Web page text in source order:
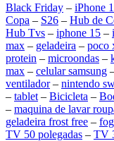
Black Friday – iPhone
Copa – S26 – Hub de
Hub Tvs – iphone 15 –
max – geladeira – poco
protein – microondas –
max – celular samsung
ventilador– nintendo
– tablet – Bicicleta –
– maquina de lavar
geladeira frost free –
TV 50 polegadas – TV